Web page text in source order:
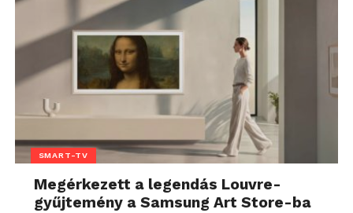
SMART-TV
Megérkezett a legendás Louvre-
gyűjtemény a Samsung Art Store-ba